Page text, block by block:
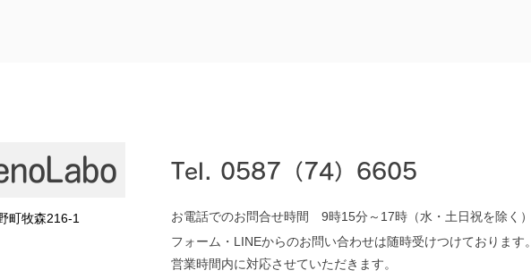
町牧森216-1
Tel.​ 0587（74）6605
お電話でのお問合せ時間 9時15分～17時（水・土日祝を除く）
フォーム・LINEからのお問い合わせは随時受けつけております。
営業時間内に対応させていただきます。